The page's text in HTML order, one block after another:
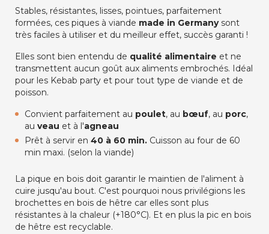
Stables, résistantes, lisses, pointues, parfaitement
formées, ces piques à viande made in Germanysont
très faciles à utiliser et du meilleur effet, succès garanti !
Elles sont bien entendu de qualité alimentaire et ne
transmettent aucun goût aux aliments embrochés. Idéal
pour les Kebab party et pour tout type de viande et de
poisson.
Convient parfaitement au poulet, au bœuf, au porc,
au veau et à l'agneau
Prêt à servir en 40 à 60 min. Cuisson au four de 60
min maxi. (selon la viande)
La pique en bois doit garantir le maintien de l'aliment à
cuire jusqu'au bout. C'est pourquoi nous privilégions les
brochettes en bois de hêtre car elles sont plus
résistantes à la chaleur (+180°C). Et en plus la pic en bois
de hêtre est recyclable.